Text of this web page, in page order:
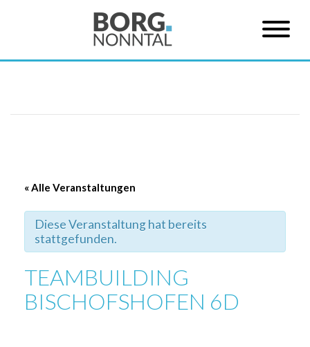
« Alle Veranstaltungen
Diese Veranstaltung hat bereits
stattgefunden.
TEAMBUILDING
BISCHOFSHOFEN 6D